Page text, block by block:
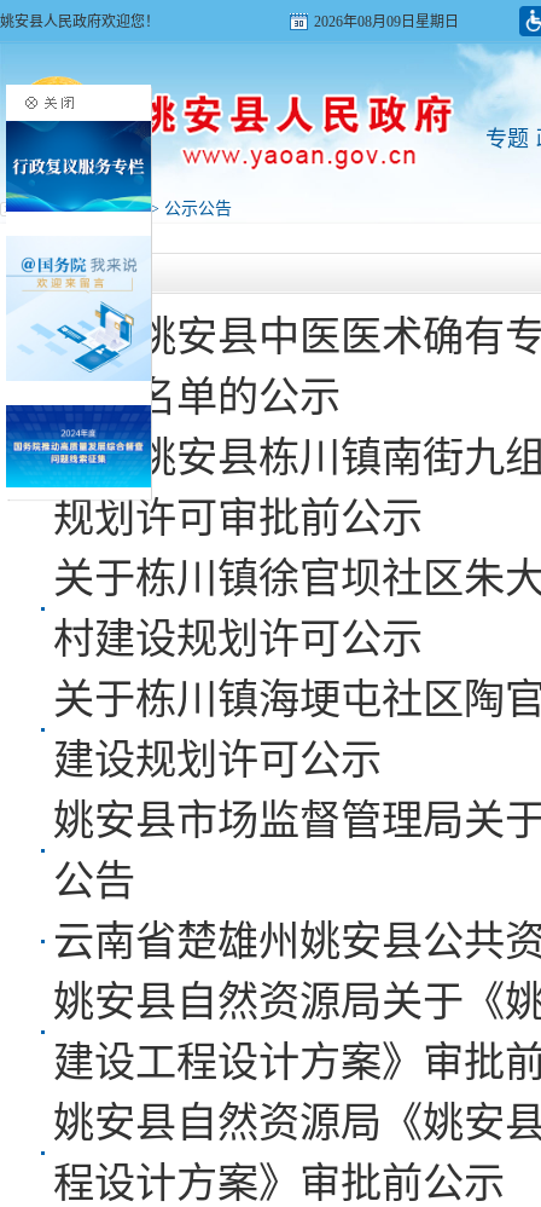
姚安县人民政府欢迎您！ 2026年08月09日星期日
专题
首页>政务公开> 公示公告
公示公告
关于姚安县中医医术确有
人员名单的公示
关于姚安县栋川镇南街九
规划许可审批前公示
关于栋川镇徐官坝社区朱
村建设规划许可公示
关于栋川镇海埂屯社区陶
建设规划许可公示
姚安县市场监督管理局关
公告
云南省楚雄州姚安县公共
姚安县自然资源局关于《
建设工程设计方案》审批
姚安县自然资源局《姚安
程设计方案》审批前公示